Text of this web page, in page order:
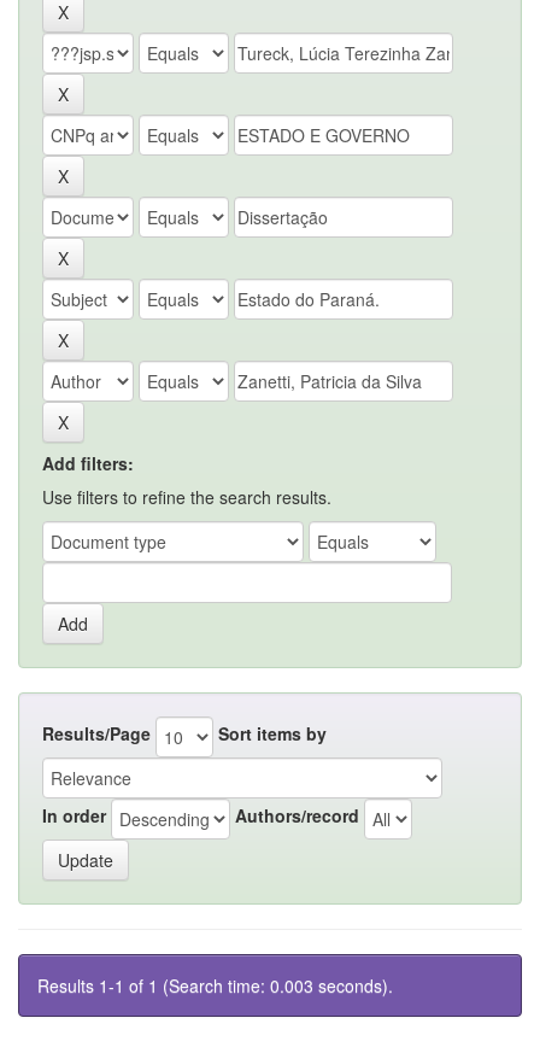
Add filters:
Use filters to refine the search results.
Results/Page Sort items by
In order Authors/record
Results 1-1 of 1 (Search time: 0.003 seconds).